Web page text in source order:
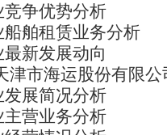
竞争优势分析
船舶租赁业务分析
最新发展动向
津市海运股份有限公
发展简况分析
主营业务分析